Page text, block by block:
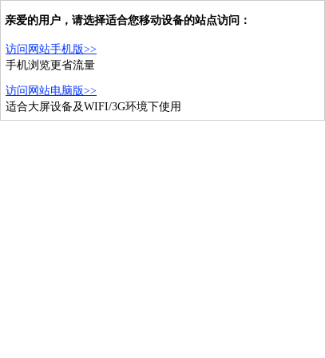
亲爱的用户，请选择适合您移动设备的站点访问：
访问网站手机版>>
手机浏览更省流量
访问网站电脑版>>
适合大屏设备及WIFI/3G环境下使用